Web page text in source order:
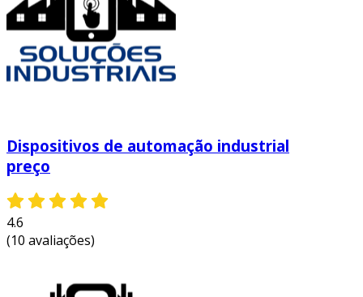
dispositivo possui uma faixa de preço
distinta, sendo que equipamentos mais
complexos, como clps avançados, tendem
a custar mais.
consideravelmente o preço. marcas
reconhecidas podem ter preços mais
funcionalidades e especificações:
especificações técnicas avançadas
oferecem maior controle e flexibilidade.
Dispositivos de automação industrial
preço
4.6
(10 avaliações)